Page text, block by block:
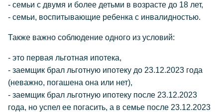
- семьи с двумя и более детьми в возрасте до 18 лет,
- семьи, воспитывающие ребенка с инвалидностью.
Также важно соблюдение одного из условий:
- это первая льготная ипотека,
- заемщик брал льготную ипотеку до 23.12.2023 года
(неважно, погашена она или нет),
- заемщик брал льготную ипотеку после 23.12.2023
года, но успел ее погасить, а в семье после 23.12.2023